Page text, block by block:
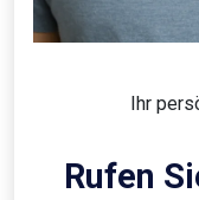
Ihr
Rufen